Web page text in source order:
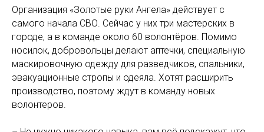
Организация «Золотые руки Ангела» действует с
самого начала СВО. Сейчас у них три мастерских в
городе, а в команде около 60 волонтёров. Помимо
носилок, добровольцы делают аптечки, специальную
маскировочную одежду для разведчиков, спальники,
эвакуационные стропы и одеяла. Хотят расширить
производство, поэтому ждут в команду новых
волонтеров.